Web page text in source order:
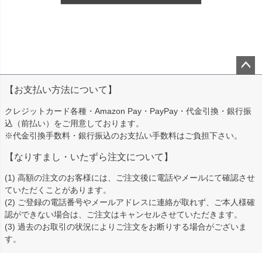
ップ
へ
【お支払い方法について】
クレジットカード各種・Amazon Pay・PayPay・代金引換・銀行振
込（前払い）をご用意しております。
※代金引換手数料・銀行振込のお支払い手数料はご負担下さい。
【なりすまし・いたずら注文について】
(1) 高額の注文のお客様には、ご注文後に電話やメールにて確認させ
ていただくことがあります。
(2) ご登録の電話番号やメールアドレスに連絡が取れず、ご本人様確
認ができない場合は、ご注文はキャンセルさせていただきます。
(3) 過去のお取引の状況によりご注文をお断りする場合がございま
す。